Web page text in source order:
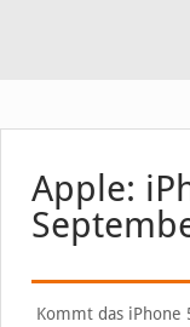
Apple:
Kommt das iPhone